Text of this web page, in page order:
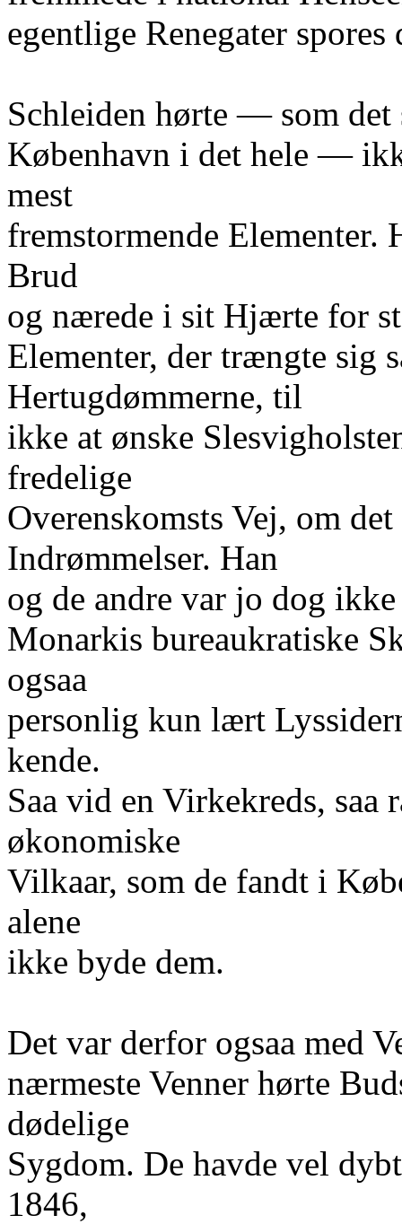
egentlige Renegater
Schleiden hørte — som
København i det hele —
mest
fremstormende Elementer.
Brud
og nærede i sit Hjærte for
Elementer, der trængte sig
Hertugdømmerne, til
ikke at ønske
fredelige
Overenskomsts Vej, om
Indrømmelser. Han
og de andre var jo dog
Monarkis bureaukratiske
ogsaa
personlig kun lært
kende.
Saa vid en Virkekreds, saa
økonomiske
Vilkaar, som de fandt i
alene
ikke byde dem.
Det var derfor ogsaa med
nærmeste Venner hørte
dødelige
Sygdom. De havde vel
1846,